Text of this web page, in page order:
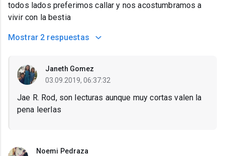
todos lados preferimos callar y nos acostumbramos a
vivir con la bestia
Mostrar 2 respuestas
Janeth Gomez
03.09.2019, 06:37:32
Jae R. Rod, son lecturas aunque muy cortas valen la
pena leerlas
Noemi Pedraza